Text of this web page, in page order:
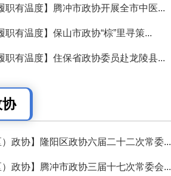
职有温度】腾冲市政协开展全市中医...
职有温度】保山市政协“棕”里寻策...
职有温度】住保省政协委员赴龙陵县...
协
）政协】隆阳区政协六届二十二次常委...
）政协】腾冲市政协三届十七次常委会...